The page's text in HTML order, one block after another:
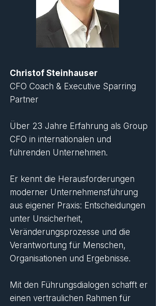
Christof Steinhauser
CFO Coach & Executive Sparring
Partner
Über 23 Jahre Erfahrung als Group
CFO in internationalen und
führenden Unternehmen.
Er kennt die Herausforderungen
moderner Unternehmensführung
aus eigener Praxis: Entscheidungen
unter Unsicherheit,
Veränderungsprozesse und die
Verantwortung für Menschen,
Organisationen und Ergebnisse.
Mit den Führungsdialogen schafft er
einen vertraulichen Rahmen für